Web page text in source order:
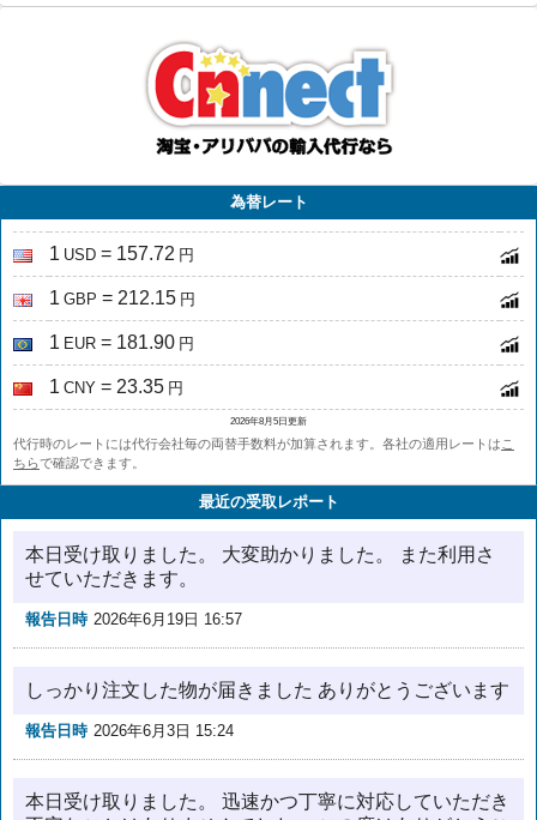
為替レート
1 USD = 157.72 円
1 GBP = 212.15 円
1 EUR = 181.90 円
1 CNY = 23.35 円
2026年8月5日更新
代行時のレートには代行会社毎の両替手数料が加算されます。各社の適用レートは こ
ちらで確認できます。
最近の受取レポート
本日受け取りました。 大変助かりました。 また利用さ
せていただきます。
報告日時 2026年6月19日 16:57
しっかり注文した物が届きました ありがとうございます
報告日時 2026年6月3日 15:24
本日受け取りました。 迅速かつ丁寧に対応していただき